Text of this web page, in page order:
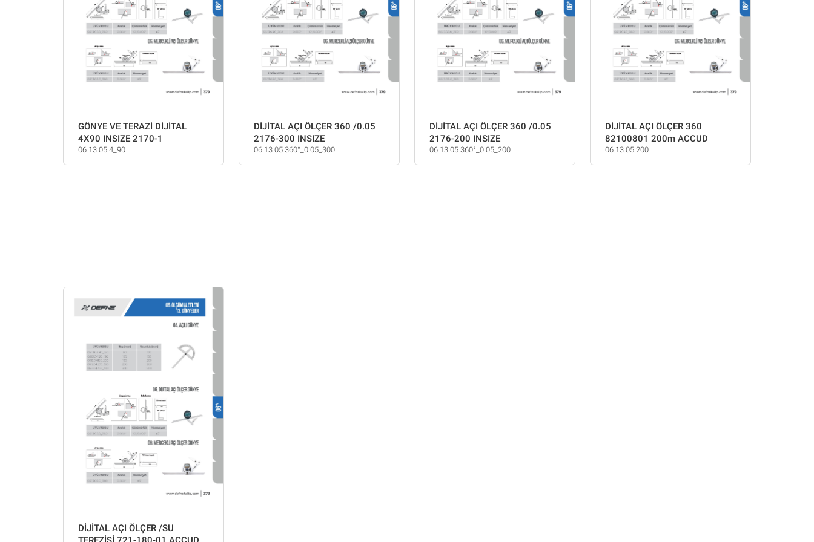
GÖNYE VE TERAZİ DİJİTAL
4X90 INSIZE 2170-1
06.13.05.4_90
DİJİTAL AÇI ÖLÇER 360 /0.05
2176-300 INSIZE
06.13.05.360°_0.05_300
DİJİTAL AÇI ÖLÇER 360 /0.05
2176-200 INSIZE
06.13.05.360°_0.05_200
DİJİTAL AÇI ÖLÇER 360
82100801 200m ACCUD
06.13.05.200
DİJİTAL AÇI ÖLÇER /SU